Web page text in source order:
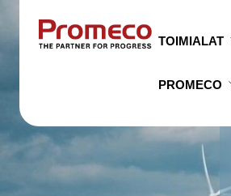
TOIMIALAT
PROMECO